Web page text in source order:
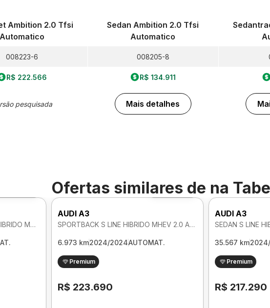
Ambition 2.0 Tfsi
Automatico
008223-6
R$ 222.566
pesquisada
Sedan Ambition 2.0 Tfsi
Automatico
008205-8
R$ 134.911
Mais detalhes
Ofertas similares de na
SPORTBACK PERFOR BLACK HIBRIDO MHEV 2.0 AUTOMATICO
Foto 360º
AUDI A3
SPORTBACK S LINE HIBRIDO MHEV 2.0 AUTOMATICO
6.973 km2024/2024AUTOMAT.
Premium
R$ 223.690
AUDI A3
35.567 km
Premium
R$ 217.290